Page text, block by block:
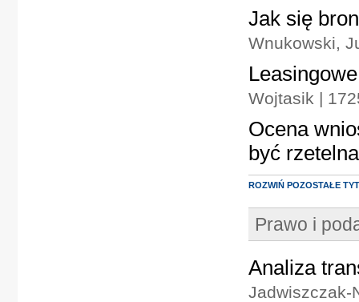
Jak się
Wnukowski,
Wojtasik |
Ocena
być rzetelna
ROZWIŃ POZOSTAŁE
Prawo i
Analiza
Jadwiszczak-